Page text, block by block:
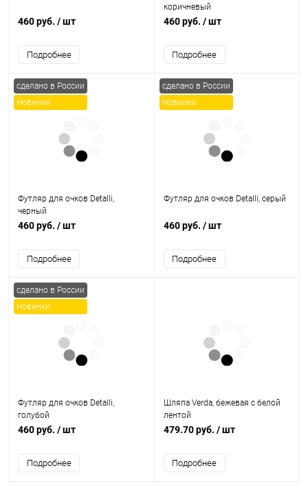
460 руб. / шт
Подробнее
коричневый
460 руб. / шт
Подробнее
сделано в России
Новинки
Футляр для очков Detalli,
черный
460 руб. / шт
Подробнее
сделано в России
Новинки
Футляр для очков Detalli, серый
460 руб. / шт
Подробнее
сделано в России
Новинки
Футляр для очков Detalli,
голубой
460 руб. / шт
Подробнее
Шляпа Verda, бежевая с белой
лентой
479.70 руб. / шт
Подробнее